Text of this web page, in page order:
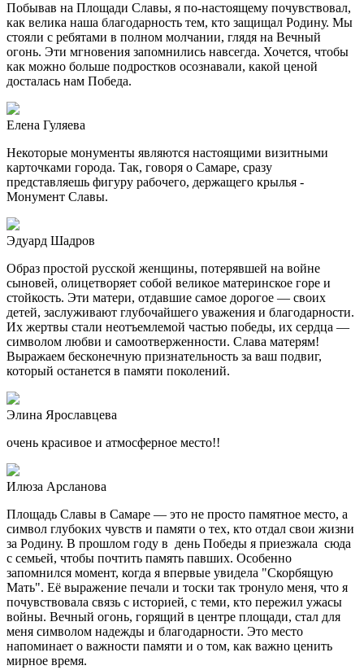
Побывав на Площади Славы, я по-настоящему почувствовал,
как велика наша благодарность тем, кто защищал Родину. Мы
стояли с ребятами в полном молчании, глядя на Вечный
огонь. Эти мгновения запомнились навсегда. Хочется, чтобы
как можно больше подростков осознавали, какой ценой
досталась нам Победа.
Елена Гуляева
Некоторые монументы являются настоящими визитными
карточками города. Так, говоря о Самаре, сразу
представляешь фигуру рабочего, держащего крылья -
Монумент Славы.
Эдуард Шадров
Образ простой русской женщины, потерявшей на войне
сыновей, олицетворяет собой великое материнское горе и
стойкость. Эти матери, отдавшие самое дорогое — своих
детей, заслуживают глубочайшего уважения и благодарности.
Их жертвы стали неотъемлемой частью победы, их сердца —
символом любви и самоотверженности. Слава матерям!
Выражаем бесконечную признательность за ваш подвиг,
который останется в памяти поколений.
Элина Ярославцева
очень красивое и атмосферное место!!
Илюза Арсланова
Площадь Славы в Самаре — это не просто памятное место, а
символ глубоких чувств и памяти о тех, кто отдал свои жизни
за Родину. В прошлом году в день Победы я приезжала сюда
с семьей, чтобы почтить память павших. Особенно
запомнился момент, когда я впервые увидела "Скорбящую
Мать". Её выражение печали и тоски так тронуло меня, что я
почувствовала связь с историей, с теми, кто пережил ужасы
войны. Вечный огонь, горящий в центре площади, стал для
меня символом надежды и благодарности. Это место
напоминает о важности памяти и о том, как важно ценить
мирное время.